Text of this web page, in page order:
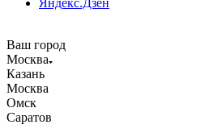
Яндекс.Дзен
Ваш город
Москва
Казань
Москва
Омск
Саратов